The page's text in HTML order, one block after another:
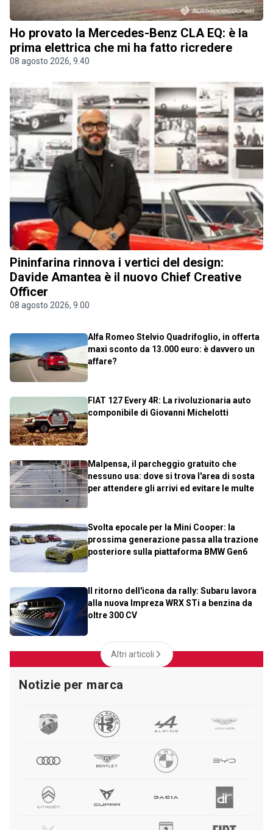
Ho provato la Mercedes-Benz CLA EQ: è la
prima elettrica che mi ha fatto ricredere
08 agosto 2026, 9.40
Pininfarina rinnova i vertici del design:
Davide Amantea è il nuovo Chief Creative
Officer
08 agosto 2026, 9.00
Alfa Romeo Stelvio Quadrifoglio, in offerta
maxi sconto da 13.000 euro: è davvero un
affare?
FIAT 127 Every 4R: La rivoluzionaria auto
componibile di Giovanni Michelotti
Malpensa, il parcheggio gratuito che
nessuno usa: dove si trova l'area di sosta
per attendere gli arrivi ed evitare le multe
Svolta epocale per la Mini Cooper: la
prossima generazione passa alla trazione
posteriore sulla piattaforma BMW Gen6
Il ritorno dell'icona da rally: Subaru lavora
alla nuova Impreza WRX STi a benzina da
oltre 300 CV
Altri articoli
Notizie per marca